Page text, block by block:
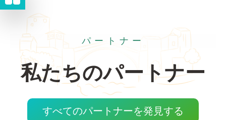
パートナー
私たちのパートナー
すべてのパートナーを発見する